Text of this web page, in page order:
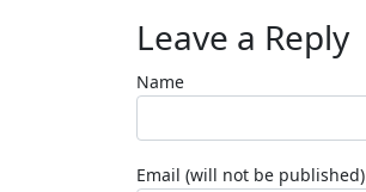
Leave a Reply
Name
Email (will not be published)